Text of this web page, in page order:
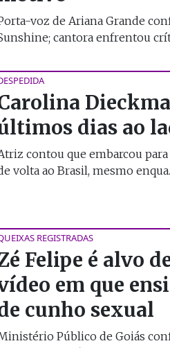
voz de Ariana Grande
cantora enfrentou
dias ao
contou que embarcou
volta ao Brasil, mesmo
REGISTRADAS
Felipe é alvo
em que
cunho sexual
Público de Goiás